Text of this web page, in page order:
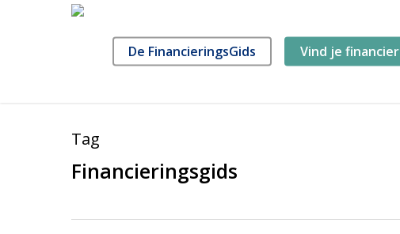
De FinancieringsGids Vind je financier
Tag
Financieringsgids